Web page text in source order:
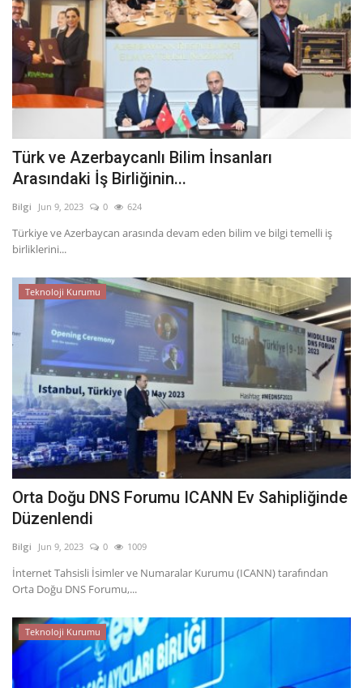
Türk ve Azerbaycanlı Bilim İnsanları
Arasındaki İş Birliğinin...
Bilgi Jun 9, 2023 0 624
Türkiye ve Azerbaycan arasında devam eden bilim ve bilgi temelli iş
birliklerini...
Teknoloji Kurumu
Orta Doğu DNS Forumu ICANN Ev Sahipliğinde
Düzenlendi
Bilgi Jun 9, 2023 0 1009
İnternet Tahsisli İsimler ve Numaralar Kurumu (ICANN) tarafından
Orta Doğu DNS Forumu,...
Teknoloji Kurumu